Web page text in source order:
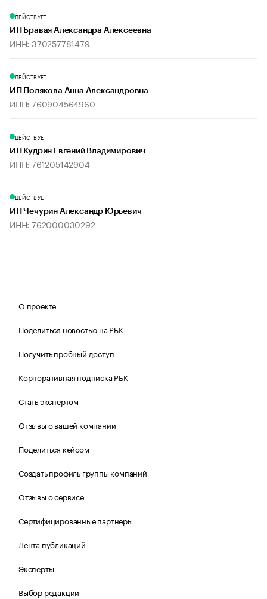
ДЕЙСТВУЕТ
ИП Бравая Александра Алексеевна
ИНН: 370257781479
ДЕЙСТВУЕТ
ИП Полякова Анна Александровна
ИНН: 760904564960
ДЕЙСТВУЕТ
ИП Кудрин Евгений Владимирович
ИНН: 761205142904
ДЕЙСТВУЕТ
ИП Чечурин Александр Юрьевич
ИНН: 762000030292
О проекте
Поделиться новостью на РБК
Получить пробный доступ
Корпоративная подписка РБК
Стать экспертом
Отзывы о вашей компании
Поделиться кейсом
Создать профиль группы компаний
Отзывы о сервисе
Сертифицированные партнеры
Лента публикаций
Эксперты
Выбор редакции